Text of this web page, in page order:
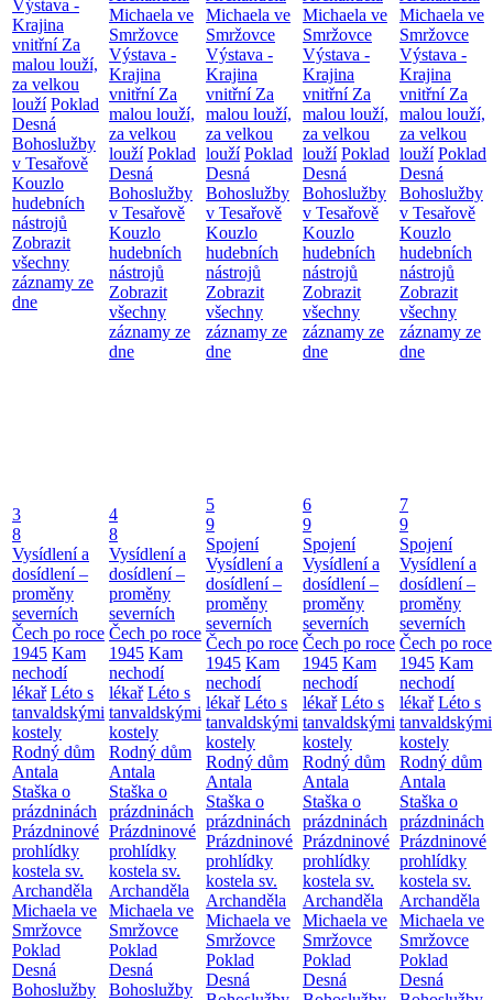
Výstava -
Krajina
vnitřní Za
malou louží,
za velkou
louží Poklad
Desná
Bohoslužby
v Tesařově
Kouzlo
hudebních
nástrojů
Zobrazit
všechny
záznamy ze
dne
Michaela ve
Smržovce
Výstava -
Krajina
vnitřní Za
malou louží,
za velkou
louží Poklad
Desná
Bohoslužby
v Tesařově
Kouzlo
hudebních
nástrojů
Zobrazit
všechny
záznamy ze
dne
Michaela ve
Smržovce
Výstava -
Krajina
vnitřní Za
malou louží,
za velkou
louží Poklad
Desná
Bohoslužby
v Tesařově
Kouzlo
hudebních
nástrojů
Zobrazit
všechny
záznamy ze
dne
Michaela ve
Smržovce
Výstava -
Krajina
vnitřní Za
malou louží,
za velkou
louží Poklad
Desná
Bohoslužby
v Tesařově
Kouzlo
hudebních
nástrojů
Zobrazit
všechny
záznamy ze
dne
Michaela ve
Smržovce
Výstava -
Krajina
vnitřní Za
malou louží,
za velkou
louží Poklad
Desná
Bohoslužby
v Tesařově
Kouzlo
hudebních
nástrojů
Zobrazit
všechny
záznamy ze
dne
3
8
Vysídlení a
dosídlení –
proměny
severních
Čech po roce
1945 Kam
nechodí
lékař Léto s
tanvaldskými
kostely
Rodný dům
Antala
Staška o
prázdninách
Prázdninové
prohlídky
kostela sv.
Archanděla
Michaela ve
Smržovce
Poklad
Desná
Bohoslužby
4
8
Vysídlení a
dosídlení –
proměny
severních
Čech po roce
1945 Kam
nechodí
lékař Léto s
tanvaldskými
kostely
Rodný dům
Antala
Staška o
prázdninách
Prázdninové
prohlídky
kostela sv.
Archanděla
Michaela ve
Smržovce
Poklad
Desná
Bohoslužby
5
9
Spojení
Vysídlení a
dosídlení –
proměny
severních
Čech po roce
1945 Kam
nechodí
lékař Léto s
tanvaldskými
kostely
Rodný dům
Antala
Staška o
prázdninách
Prázdninové
prohlídky
kostela sv.
Archanděla
Michaela ve
Smržovce
Poklad
Desná
6
9
Spojení
Vysídlení a
dosídlení –
proměny
severních
Čech po roce
1945 Kam
nechodí
lékař Léto s
tanvaldskými
kostely
Rodný dům
Antala
Staška o
prázdninách
Prázdninové
prohlídky
kostela sv.
Archanděla
Michaela ve
Smržovce
Poklad
Desná
7
9
Spojení
Vysídlení a
dosídlení –
proměny
severních
Čech po roce
1945 Kam
nechodí
lékař Léto s
tanvaldskými
kostely
Rodný dům
Antala
Staška o
prázdninách
Prázdninové
prohlídky
kostela sv.
Archanděla
Michaela ve
Smržovce
Poklad
Desná